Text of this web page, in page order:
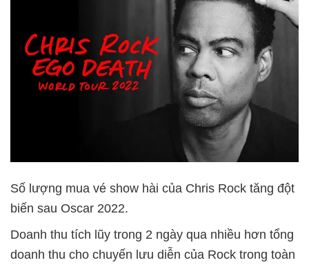
Số lượng mua vé show hài của Chris Rock tăng đột
biến sau Oscar 2022.
Doanh thu tích lũy trong 2 ngày qua nhiều hơn tổng
doanh thu cho chuyến lưu diễn của Rock trong toàn